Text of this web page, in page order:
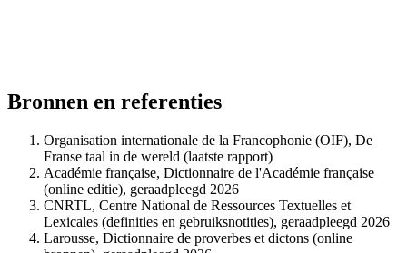
Bronnen en referenties
Organisation internationale de la Francophonie (OIF), De
Franse taal in de wereld (laatste rapport)
Académie française, Dictionnaire de l'Académie française
(online editie), geraadpleegd 2026
CNRTL, Centre National de Ressources Textuelles et
Lexicales (definities en gebruiksnotities), geraadpleegd 2026
Larousse, Dictionnaire de proverbes et dictons (online